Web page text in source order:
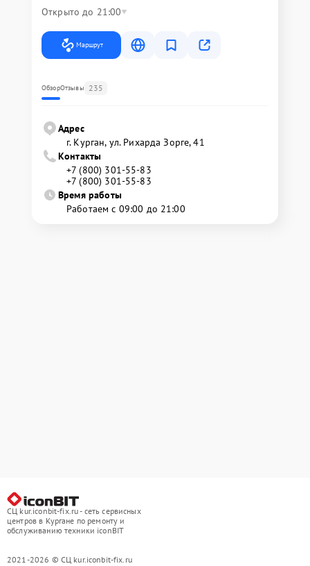
Открыто до 21:00
Маршрут
ОбзорОтзывы 235
Адрес
г. Курган, ул. Рихарда Зорге, 41
Контакты
+7 (800) 301-55-83
+7 (800) 301-55-83
Время работы
Работаем с 09:00 до 21:00
СЦ kur.iconbit-fix.ru - сеть сервисных
центров в Кургане по ремонту и
обслуживанию техники iconBIT
2021-2026 © СЦ kur.iconbit-fix.ru